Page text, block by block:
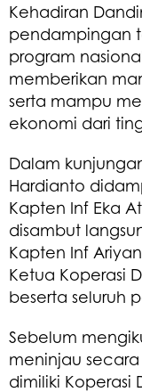
Kehadiran
pendampingan
program
memberikan
serta mampu
ekonomi dari
Dalam
Hardianto
Kapten Inf Eka
disambut
Kapten Inf
Ketua Koperasi
beserta seluruh
Sebelum
meninjau
dimiliki Koperasi